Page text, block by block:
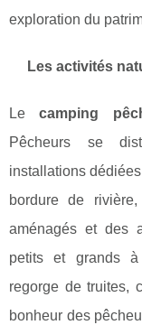
exploration du
Les activités
Lecamping
Pêcheurs se
installations
bordure de
aménagés et des
petits et grands à
regorge de truites,
bonheur des